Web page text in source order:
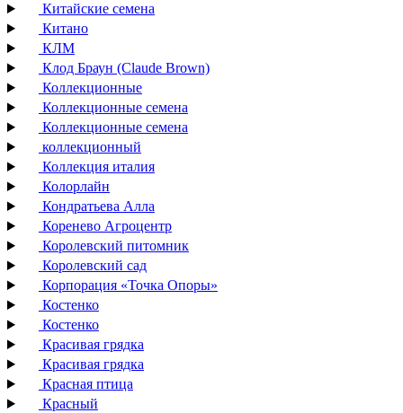
Китайские семена
Китано
КЛМ
Клод Браун (Claude Brown)
Коллекционные
Коллекционные семена
Коллекционные семена
коллекционный
Коллекция италия
Колорлайн
Кондратьева Алла
Коренево Агроцентр
Королевский питомник
Королевский сад
Корпорация «Точка Опоры»
Костенко
Костенко
Красивая грядка
Красивая грядка
Красная птица
Красный